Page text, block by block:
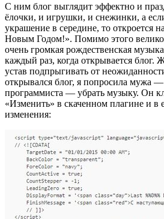
С ним блог выглядит эффектно и
ёлочки, и игрушки, и снежинки, а
украшение в середине, то откроется
Новым Годом!». Помимо этого
очень громкая рождественская
каждый раз, когда открывается блог.
устав подпрыгивать от
открывался блог, я попросила мужа
программиста — убрать музыку. Он
«Изменить» в скаченном плагине и в
изменения: